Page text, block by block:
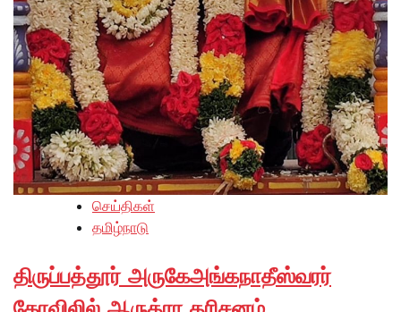
செய்திகள்
தமிழ்நாடு
திருப்பத்தூர் அருகேஅங்கநாதீஸ்வரர்